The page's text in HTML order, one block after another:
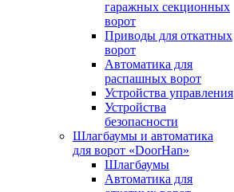
гаражных секционных
ворот
Приводы для откатных
ворот
Автоматика для
распашных ворот
Устройства управления
Устройства
безопасности
Шлагбаумы и автоматика
для ворот «DoorHan»
Шлагбаумы
Автоматика для